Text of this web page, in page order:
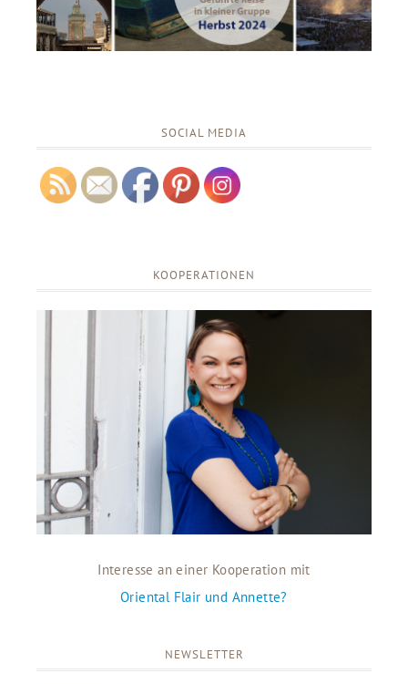
SOCIAL MEDIA
KOOPERATIONEN
Interesse an einer Kooperation mit
Oriental Flair und Annette?
NEWSLETTER